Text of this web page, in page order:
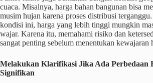
cuaca. Misalnya, harga bahan bangunan bisa
musim hujan karena proses distribusi
kondisi ini, harga yang lebih tinggi mungkin
wajar. Karena itu, memahami risiko dan
sangat penting sebelum menentukan kewajaran
Melakukan Klarifikasi Jika Ada Perbedaan
Signifikan